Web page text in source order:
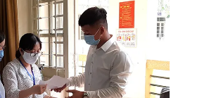
mọi hình thức nếu không có sự chấp
rõ nguồn VTV.vn khi phát hành lại